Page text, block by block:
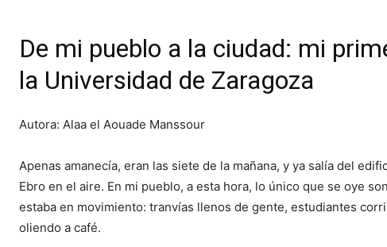
De mi pueblo a la ciudad: mi
la Universidad de Zaragoza
Autora: Alaa el Aouade Manssour
Apenas amanecía, eran las siete de la mañana, y ya salía del
Ebro en el aire. En mi pueblo, a esta hora, lo único que se oye
estaba en movimiento: tranvías llenos de gente, estudiantes
oliendo a café.